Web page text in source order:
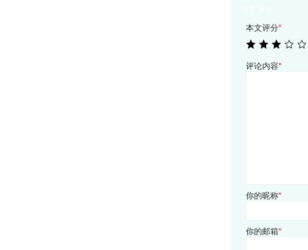
本文评分*
评论内容*
你的昵称*
你的邮箱*